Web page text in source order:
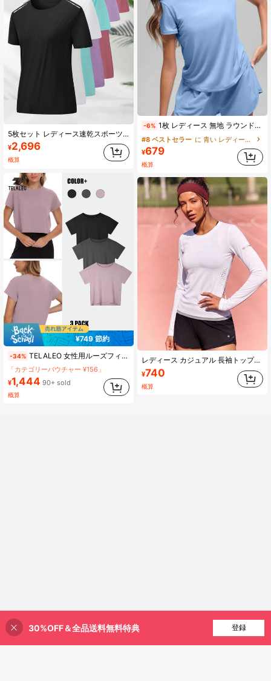
5枚セット レディース速乾スポーツTシャツ、通気性があり涼しい、スポーツとアウトドア、ジム、ランニング、旅行に適し、快適でフィット感のある多目的ウェア
¥2,696
概算
¥749 節約
-34% TELALEO 女性用ルーズフィットクロップトップ 3パック、夏のビーチアウトフィット、7月4日、アスレチックTシャツ、サッカーマッチデーのファンウェア、カジュアルシャツ、スポーツ
「カテゴリーバウチャー ¥156」
#5 ベストセラー
に リブニット レディーススポーツTシャツ＆タンクトップ
「カテゴリーバウチャー ¥156」
#5 ベストセラー
に リブニット レディーススポーツTシャツ＆タンクトップ
「カテゴリーバウチャー ¥156」
#5 ベストセラー
に リブニット レディーススポーツTシャツ＆タンクトップ
「カテゴリーバウチャー ¥156」
¥1,444 90+ sold
概算
-6% 1枚 レディース 無地 ラウンドネック カジュアルスポーツTシャツ、多用途ワークアウトフィットネストップ、ソフトで快適な生地、伸縮性のあるヨガ半袖、ランニング、フィットネス、ヨガ、ピラティスなどのアクティビティに適しています
#8 ベストセラー
に 青い レディーススポーツTシャツ＆タンクトップ
¥679
概算
レディース カジュアル 長袖トップス 通気性 アウトドア 万能 オールマッチ シャツ スポーツ
¥740
概算
8% 割引！
30%OFF＆全品送料無料特典 登録